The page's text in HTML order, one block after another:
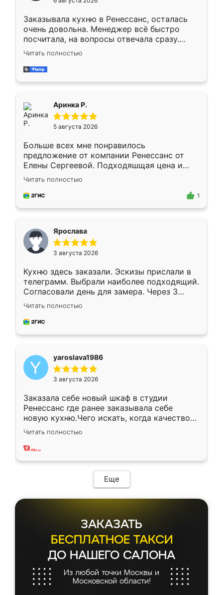
мебели буду заказывать только здесь.
Заказывала кухню в Ренессанс, осталась
очень довольна. Менеджер всё быстро
посчитала, на вопросы отвечала сразу.
Замерщик приехал в субботу, подошёл к
делу со всей ответственностью. Собрали
за день, ребята работали аккуратно, даже
Читать полностью
Аринка Р.
5 августа 2026
Больше всех мне понравилось
предложение от компании Ренессанс от
Елены Сергеевой. Подходяшщая цена и
короткие сроки изготовления. Приехавший
для замера сотрудник Владислав
предложил по моему эскизу самый
Читать полностью
1
Ярослава
3 августа 2026
Кухню здесь заказали. Эскизы прислали в
телеграмм. Выбрали наиболее подходящий.
Согласовали день для замера. Через 3
недели кухня была уже готова. Остались
довольны работой. Спасибо Ренессанс
мебель за качественную работу!
Читать полностью
yaroslava1986
3 августа 2026
Заказала себе новый шкаф в студии
Ренессанс где ранее заказывала себе
новую кухню.Чего искать, когда качеством
вполне довольна. Служит кухня уже почти
два года, нареканий нет.
Читать полностью
Еще
ЗАКАЗАТЬ
БЕСПЛАТНОЕ ТАКСИ
ДО НАШЕГО САЛОНА
Из любой точки Москвы и
Московской области!